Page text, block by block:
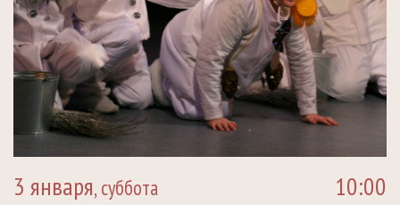
3 января, суббота 10:00